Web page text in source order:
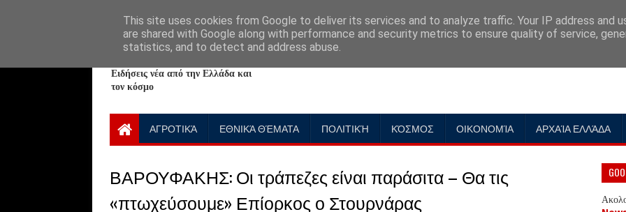
NewPlanet09
Ειδήσεις νέα από την Ελλάδα και
τον κόσμο
ΑΓΡΟΤΙΚΆ ΕΘΝΙΚΆ ΘΈΜΑΤΑ ΠΟΛΙΤΙΚΉ ΚΌΣΜΟΣ ΟΙΚΟΝΟΜΊΑ ΑΡΧΑΊΑ ΕΛΛΆΔΑ
ΒΑΡΟΥΦΑΚΗΣ: Οι τράπεζες είναι παράσιτα – Θα τις
«πτωχεύσουμε» Επίορκος ο Στουρνάρας
This site uses cookies from Google to deliver its services and to analyze traffic. Your IP address and
are shared with Google along with performance and security metrics to ensure quality of service,
statistics, and to detect and address abuse.